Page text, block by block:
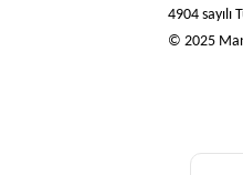
4904
© 2025